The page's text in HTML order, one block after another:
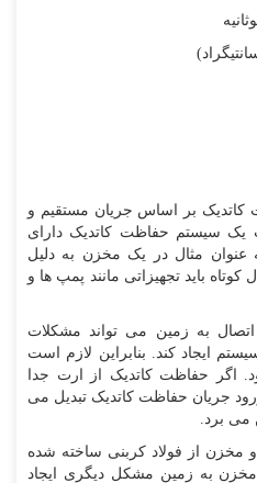
بر اساس جریان مستقیم و
یک سیستم حفاظت کاتدیک دارای
مثال در یک مخزن به دلیل
باید تجهیزاتی مانند پمپ ها و
به زمین می تواند مشکلات
ایجاد کند. بنابراین لازم است
اگر حفاظت کاتدیک از ارت جدا
جریان حفاظت کاتدیک تبدیل می
می برد.
از فولاد کربنی ساخته شده
مخزن به زمین مشکل دیگری ایجاد